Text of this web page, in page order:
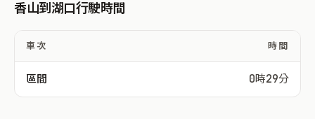
香山到湖口行駛時間
車次 時間
區間 0時29分